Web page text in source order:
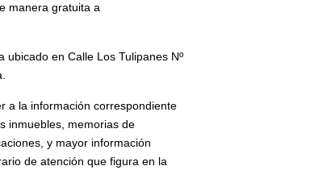
manera gratuita a
en Calle Los Tulipanes Nº
a la información correspondiente
inmuebles, memorias de
y mayor información
de atención que figura en la